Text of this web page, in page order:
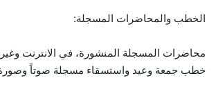
الخطب والمحاضرات المسجلة:
محاضرات المسجلة المنشورة، في الانترنت
خطب جمعة وعيد واستسقاء مسجلة صوتاً